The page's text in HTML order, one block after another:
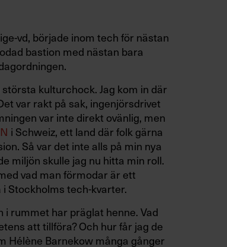
vd, började inom tech för nästan
bastion med nästan bara
kulturchock. Jag kom in där
var rakt på sak, ingenjörsdrivet
var inte direkt ovänlig, men
i Schweiz, ett land där folk gärna
Så var det inte alls på min nya
miljön skulle jag nu hitta min roll.
vad man förmodar är ett
Stockholms tech-kvarter.
i rummet har präglat henne. Vad
att tillföra? Och hur får jag de
Hélène Barnekow många gånger